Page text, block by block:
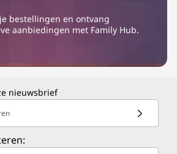
bestellingen en ontvang
aanbiedingen met Family Hub.
nieuwsbrief